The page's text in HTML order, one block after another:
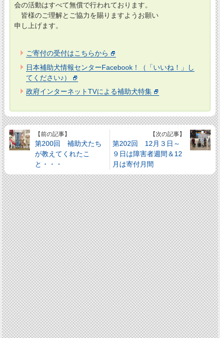
会の活動はすべて無償で行われております。
皆様のご理解とご協力を賜りますようお願い
申し上げます。
ご寄付の受付はこちらから
日本補助犬情報センターFacebook！（「いいね！」し
てください♪）
政府インターネットTVによる補助犬特集
【前の記事】
第200回 補助犬たち
が教えてくれたこ
と・・・
【次の記事】
第202回 12月３日～
９日は障害者週間＆12
月は寄付月間